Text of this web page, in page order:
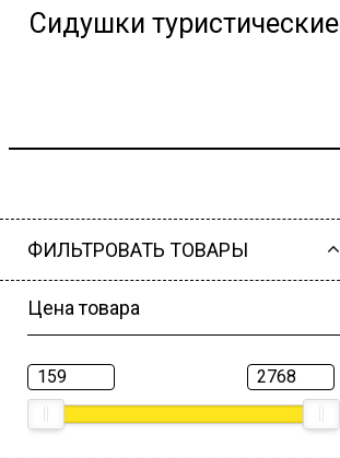
Сидушки туристические
ФИЛЬТРОВАТЬ ТОВАРЫ
Цена товара